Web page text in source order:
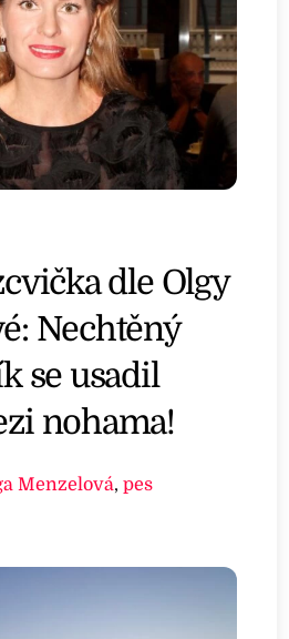
dle Olgy
Nechtěný
se usadil
nohama!
Menzelová,pes